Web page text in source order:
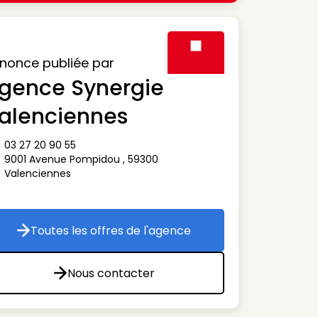
publiée par
Synergie
téléphone
03 27 20 90 55
adresse
9001 Avenue Pompidou , 59300
Valenciennes
Toutes les offres de l'agence
Toutes les offres de l'agence
Nous contacter
Nous contacter